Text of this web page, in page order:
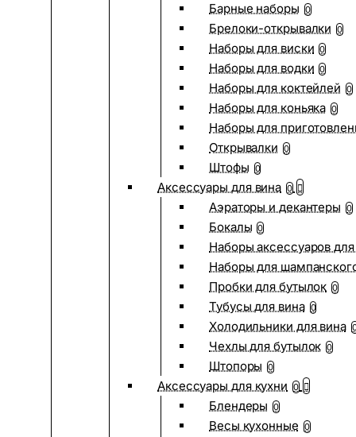
Барные наборы 0
Брелоки-открывалки 0
Наборы для виски 0
Наборы для водки 0
Наборы для коктейлей 0
Наборы для коньяка 0
Наборы для
Открывалки 0
Штофы 0
Аксессуары для вина 0
Аэраторы и декантеры 0
Бокалы 0
Наборы аксессуаров
Наборы для
Пробки для бутылок 0
Тубусы для вина 0
Холодильники для вина
Чехлы для бутылок 0
Штопоры 0
Аксессуары для кухни 0
Блендеры 0
Весы кухонные 0